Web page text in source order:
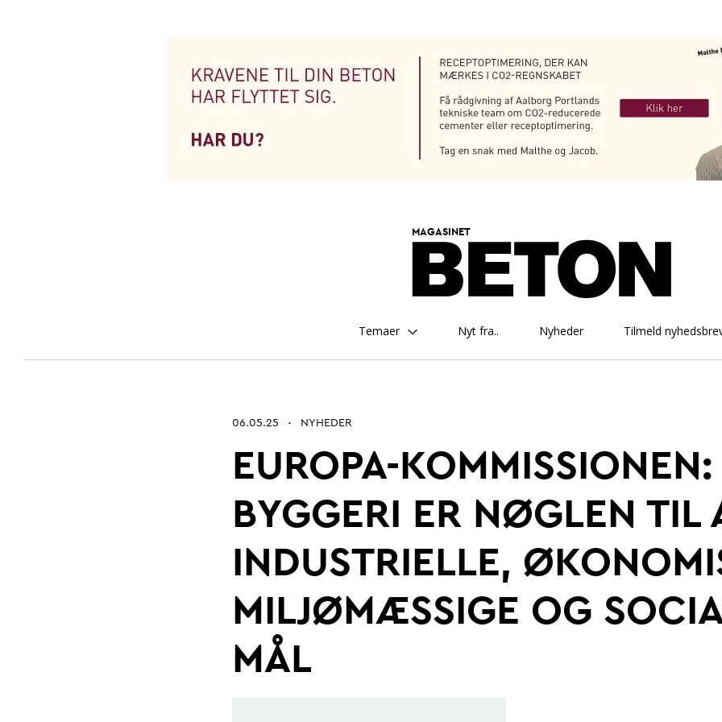
MAGASINET
Temaer Nyt fra.. Nyheder Tilmeld
Fremtidens betonbranche
Byrum Digitalisering og
06.05.25 • NYHEDER
EUROPA-KOMMISSIONEN:
BYGGERI ER NØGLEN TIL
INDUSTRIELLE,
MILJØMÆSSIGE OG
MÅL